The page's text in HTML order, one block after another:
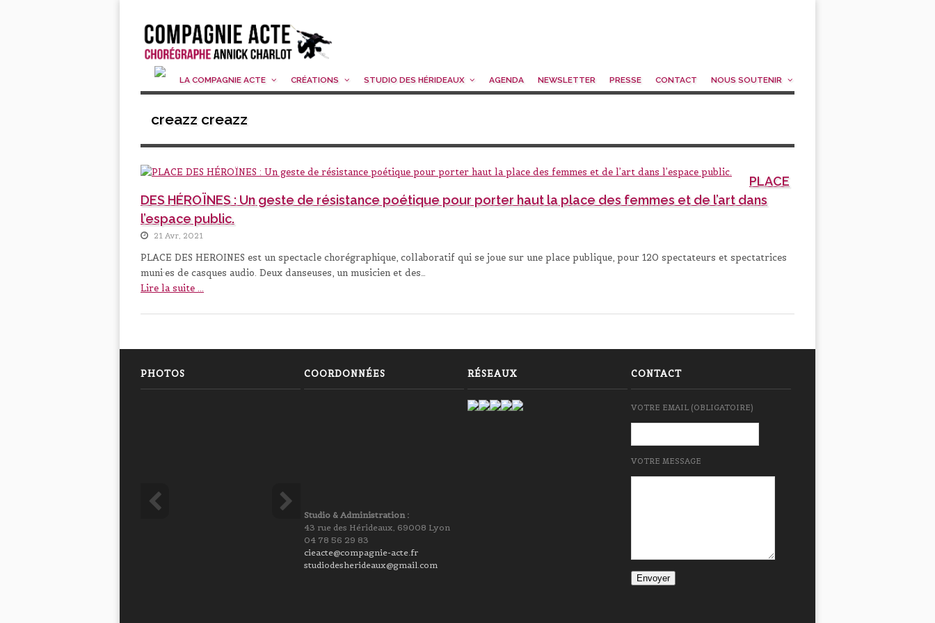
LA COMPAGNIE ACTE CRÉATIONS STUDIO DES HÉRIDEAUX AGENDA NEWSLETTER PRESSE CONTACT NOUS SOUTENIR
creazz creazz
PLACE
DES HÉROÏNES : Un geste de résistance poétique pour porter haut la place des femmes et de l’art dans
l’espace public.
21 Avr, 2021
PLACE DES HEROINES est un spectacle chorégraphique, collaboratif qui se joue sur une place publique, pour 120 spectateurs et spectatrices
muni·es de casques audio. Deux danseuses, un musicien et des…
Lire la suite ...
PHOTOS COORDONNÉES
Studio & Administration :
43 rue des Hérideaux, 69008 Lyon
04 78 56 29 83
cieacte@compagnie-acte.fr
studiodesherideaux@gmail.com
RÉSEAUX CONTACT
VOTRE EMAIL (OBLIGATOIRE)
VOTRE MESSAGE